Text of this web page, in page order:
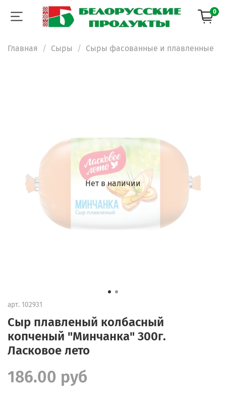
0
Главная Сыры Сыры фасованные и плавленные
Нет в наличии
арт. 102931
Сыр плавленый колбасный
копченый "Минчанка" 300г.
Ласковое лето
186.00 руб